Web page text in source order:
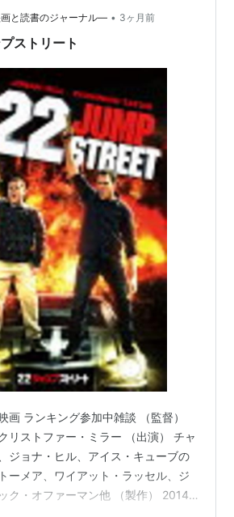
！
ー（2014） 声の出演
ート（2014）＜未＞ 原案、製作、
・エンド 俺たちハリウッドスター
2013）＜未＞ 出演
ォールストリート（2013） 出演
ート（2012）＜未＞ 原案、出演、
ターズ（2012）＜未＞ 出演
ざる者（2012） 出演
（2011）＜未＞ 出演、製作総指揮
） 出演
ー再生計画！（2010）＜未＞ 出演
そのクソガキ（2010）＜未＞ 出演
ル （2009）＜未＞ 出演
と仕事の成功術 （2009）＜未＞ 出
ム2
（2009） 出演
と読書のジャーナル― • 3ヶ月前
ストリート
画 ランキング参加中雑談 （監督）
リストファー・ミラー （出演） チャ
ジョナ・ヒル、アイス・キューブの
ーメア、ワイアット・ラッセル、ジ
ク・オファーマン他 （製作） 2014